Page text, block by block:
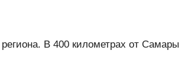
В 400 километрах от Самары